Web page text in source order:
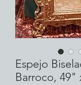
Espejo
Barroco, 49"